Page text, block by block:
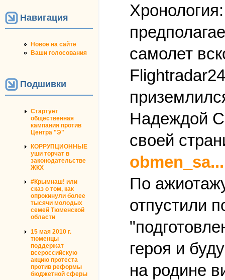
Навигация
Новое на сайте
Ваши голосования
Подшивки
Стартует
общественная
кампания против
Центра "Э"
КОРРУПЦИОННЫЕ
уши торчат в
законодательстве
ЖКХ
#Крымнаш! или
сказ о том, как
опрокинули более
тысячи молодых
семей Тюменской
области
15 мая 2010 г.
тюменцы
поддержат
всероссийскую
акцию протеста
против реформы
бюджетной сферы
самолет
Надеждой
своей
obmen_sa...
По
отпустили
героя и
на родине